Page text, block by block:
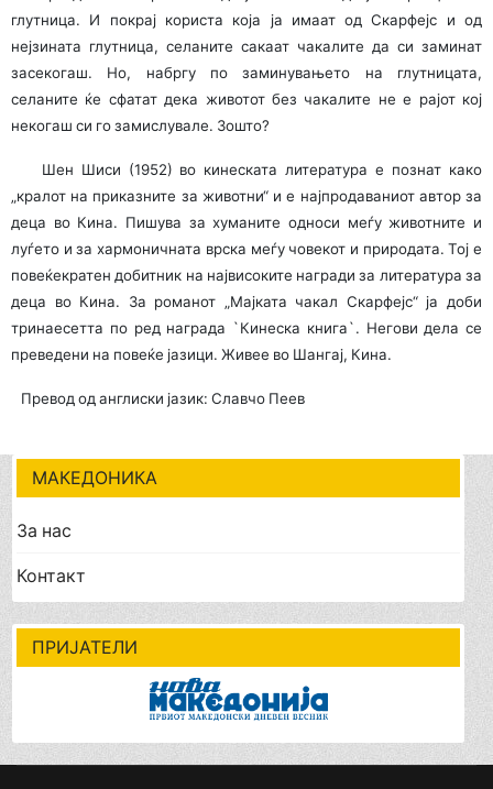
глутница. И покрај користа која ја имаат од Скарфејс и од
нејзината глутница, селаните сакаат чакалите да си заминат
засекогаш. Но, набргу по заминувањето на глутницата,
селаните ќе сфатат дека животот без чакалите не е рајот кој
некогаш си го замислувале. Зошто?
Шен Шиси (1952) во кинеската литература е познат како
„кралот на приказните за животни“ и е најпродаваниот автор за
деца во Кина. Пишува за хуманите односи меѓу животните и
луѓето и за хармоничната врска меѓу човекот и природата. Тој е
повеќекратен добитник на највисоките награди за литература за
деца во Кина. За романот „Мајката чакал Скарфејс“ ја доби
тринаесетта по ред награда `Кинеска книга`. Негови дела се
преведени на повеќе јазици. Живее во Шангај, Кина.
Превод од англиски јазик: Славчо Пеев
МАКЕДОНИКА
За нас
Контакт
ПРИЈАТЕЛИ